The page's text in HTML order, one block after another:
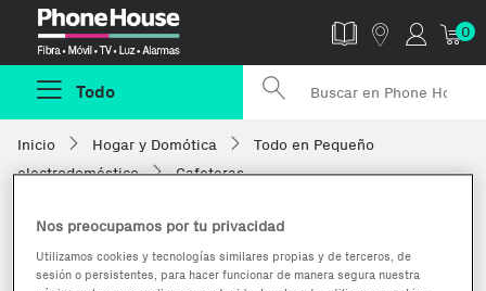
0
Todo
Inicio Hogar y Domótica
Todo en Pequeño
electrodoméstico
Cafeteras
Nos preocupamos por tu privacidad
Utilizamos cookies y tecnologías similares propias y de terceros, de
sesión o persistentes, para hacer funcionar de manera segura nuestra